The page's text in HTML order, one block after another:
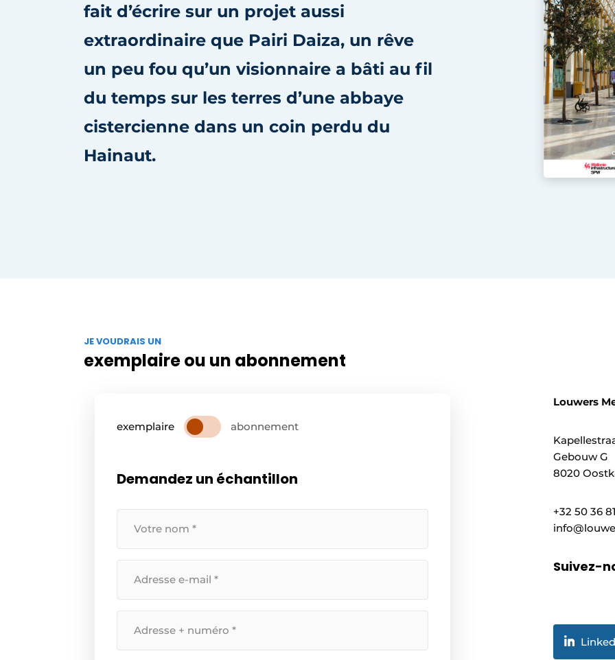
fait d’écrire sur un projet aussi
extraordinaire que Pairi Daiza, un rêve
un peu fou qu’un visionnaire a bâti au fil
du temps sur les terres d’une abbaye
cistercienne dans un coin perdu du
Hainaut.
JE VOUDRAIS UN
exemplaire ou un abonnement
exemplaire abonnement
Demandez un échantillon
naam*
mailadres*
huisnummer*
Louwers
Gebouw G
8020
+32 50 36
Suivez-